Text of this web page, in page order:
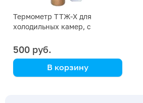
Термометр ТТЖ-Х для
холодильных камер, с
500 руб.
В корзину